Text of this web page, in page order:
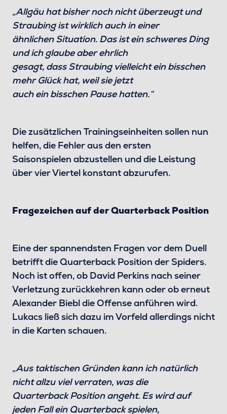
„Allgäu hat bisher noch nicht überzeugt und
Straubing ist wirklich auch in einer
ähnlichen Situation. Das ist ein schweres Ding
und ich glaube aber ehrlich
gesagt, dass Straubing vielleicht ein bisschen
mehr Glück hat, weil sie jetzt
auch ein bisschen Pause hatten.“
Die zusätzlichen Trainingseinheiten sollen nun
helfen, die Fehler aus den ersten
Saisonspielen abzustellen und die Leistung
über vier Viertel konstant abzurufen.
Fragezeichen auf der Quarterback Position
Eine der spannendsten Fragen vor dem Duell
betrifft die Quarterback Position der Spiders.
Noch ist offen, ob David Perkins nach seiner
Verletzung zurückkehren kann oder ob erneut
Alexander Biebl die Offense anführen wird.
Lukacs ließ sich dazu im Vorfeld allerdings nicht
in die Karten schauen.
„Aus taktischen Gründen kann ich natürlich
nicht allzu viel verraten, was die
Quarterback Position angeht. Es wird auf
jeden Fall ein Quarterback spielen,